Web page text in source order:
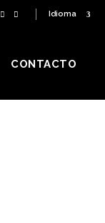
Idioma
CONTACTO